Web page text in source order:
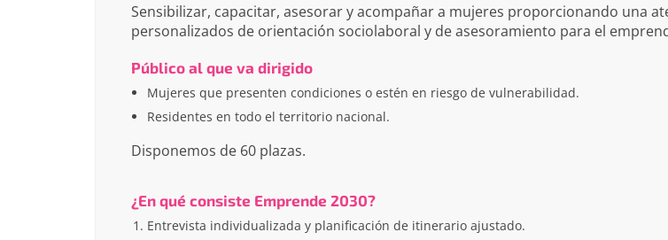
Sensibilizar, capacitar, asesorar y acompañar a mujeres proporcionando una
personalizados de orientación sociolaboral y de asesoramiento para el
Público al que va dirigido
Mujeres que presenten condiciones o estén en riesgo de vulnerabilidad.
Residentes en todo el territorio nacional.
Disponemos de 60 plazas.
¿En qué consiste Emprende 2030?
Entrevista individualizada y planificación de itinerario ajustado.